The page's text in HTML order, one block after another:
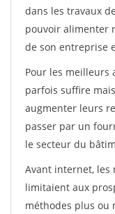
dans les travaux
pouvoir alimenter
de son entreprise
Pour les meilleurs
parfois suffire
augmenter leurs
passer par un
le secteur du
Avant internet, les
limitaient aux
méthodes plus ou